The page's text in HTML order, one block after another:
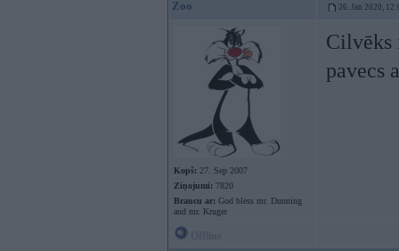
Zoo 26. Jan 2020,
Kopš: 27. Sep 2007
Ziņojumi: 7820
Braucu ar: God bless mr. Dunning
and mr. Kruger
Cilvēks
pavecs